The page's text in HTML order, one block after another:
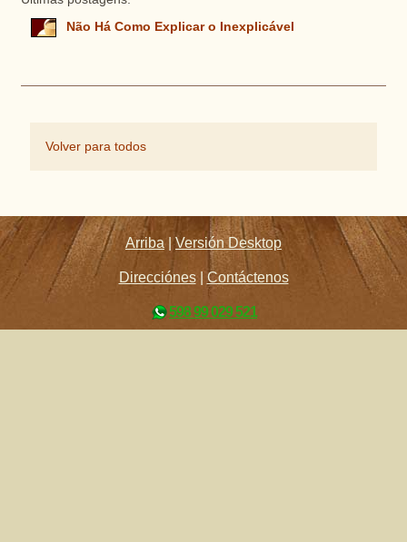
Não Há Como Explicar o Inexplicável
Volver para todos
Arriba |Versión Desktop
Direcciónes| Contáctenos
598 99 029 521